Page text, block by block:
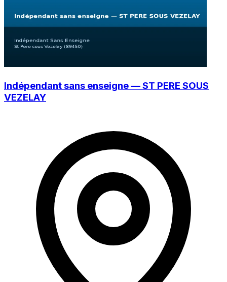
Indépendant sans enseigne — ST PERE SOUS
VEZELAY